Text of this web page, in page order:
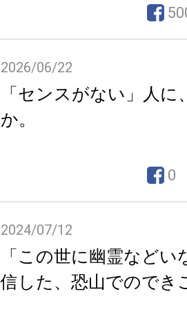
2026/06/22
「センスがない」人
か。
0
2024/07/12
「この世に幽霊など
信した、恐山でのでき